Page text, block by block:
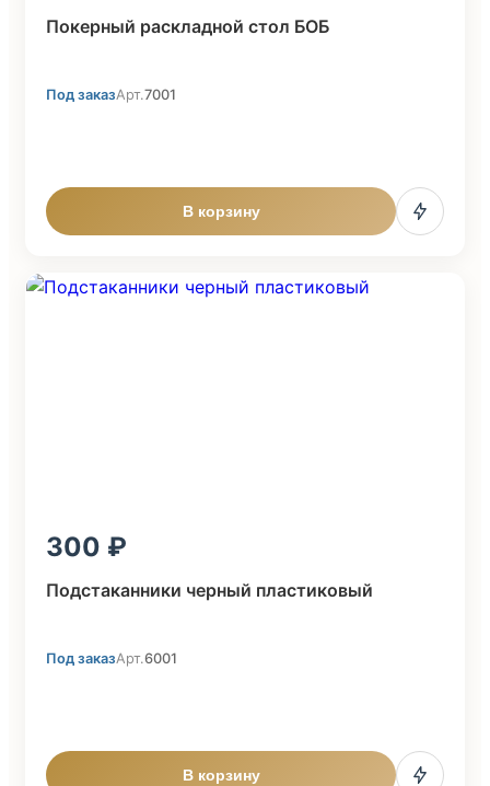
Покерный раскладной стол БОБ
Под заказАрт.7001
В корзину
300
Подстаканники черный пластиковый
Под заказАрт.6001
В корзину